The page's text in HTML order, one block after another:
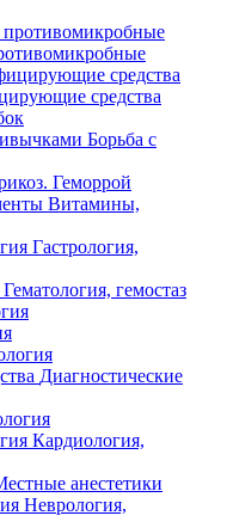
средства
Борьба с
Геморрой
Витамины,
Гастрология,
Гематология, гемостаз
Диагностические
Кардиология,
анестетики
Неврология,